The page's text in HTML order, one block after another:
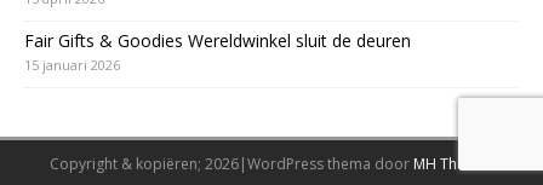
Fair Gifts & Goodies Wereldwinkel sluit de deuren
15 januari 2026
Copyright & kopiëren; 2026|WordPress thema door MH Themes